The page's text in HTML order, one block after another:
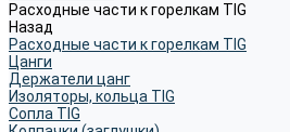
Расходные части к горелкам TIG
Назад
Расходные части к горелкам TIG
Цанги
Держатели цанг
Изоляторы, кольца TIG
Сопла TIG